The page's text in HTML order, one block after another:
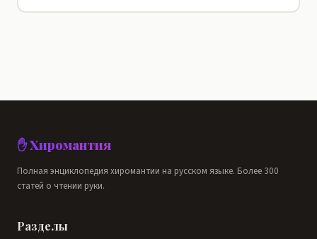
✋ Хиромантия
Полная энциклопедия хиромантии на русском языке. Более 300
статей о чтении руки.
Разделы